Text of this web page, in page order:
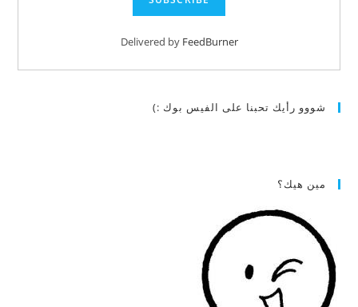
Delivered by FeedBurner
شووو رأيك تحبنا على الفيس بوك :)
مين هيك؟